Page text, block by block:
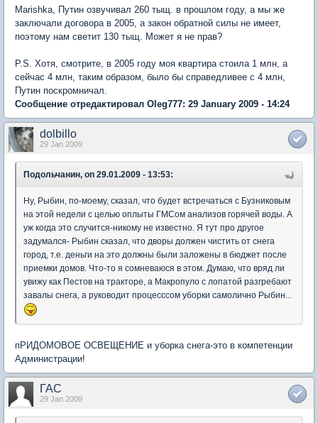
Marishka, Путин озвучивал 260 тыщ. в прошлом году, а мы же
заключали договора в 2005, а закон обратной силы не имеет,
поэтому нам светит 130 тыщ. Может я не прав?
P.S. Хотя, смотрите, в 2005 году моя квартира стоила 1 млн, а
сейчас 4 млн, таким образом, было бы справедливее с 4 млн,
Путин поскромничал.
Сообщение отредактировал Oleg777: 29 January 2009 - 14:24
dolbillo
29 Jan 2009
Подольчанин, on 29.01.2009 - 13:53:
Ну, Рыбин, по-моему, сказал, что будет встречаться с Бузниковым
на этой недели с целью оплыты ГМСом анализов горячей воды. А
уж когда это случится-никому не известно. Я тут про другое
задумался- Рыбин сказал, что дворы должен чистить от снега
город, т.е. деньги на это должны были заложены в бюджет после
приемки домов. Что-то я сомневаюся в этом. Думаю, что вряд ли
увижу как Пестов на тракторе, а Макропуло с лопатой разгребают
завалы снега, а руководит процесссом уборки самолично Рыбин...
пРИДОМОВОЕ ОСВЕЩЕНИЕ и уборка снега-это в компетенции
Администрации!
ГАС
29 Jan 2009